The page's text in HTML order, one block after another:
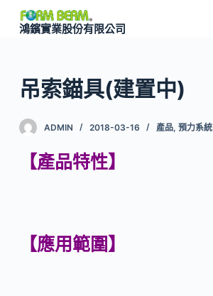
跳
至
內
鴻鑌實業股份有限公司
吊索錨具(建置中)
ADMIN 2018-03-16 產品, 預力系統
【產品特性】
【應用範圍】